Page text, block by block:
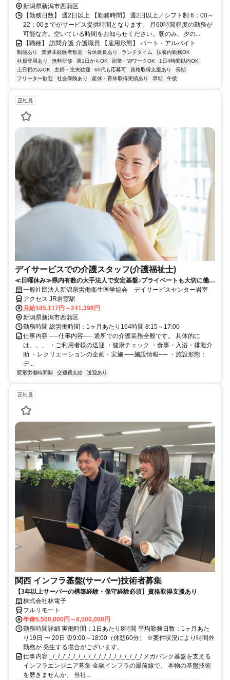
新潟県新潟市西蒲区
【勤務日数】 週2日以上 【勤務時間】 週2日以上／シフト制 6：00～
22：00までがサービス提供時間となります。 月60時間程度の勤務が
可能な方。空いている時間をお知らせください。朝のみ、夕の...
【職種】 訪問介護 介護職員 【雇用形態】 パート・アルバイト
制服あり 業界未経験者歓迎 育休延長あり ランチタイム
扶養内勤務OK
社員登用あり
無料研修 週1日からOK 副業・WワークOK
1日4時間以内OK
土日祝のみOK
主婦・主夫歓迎 60代も応募可 資格取得支援あり
長期
フリーター歓迎
社会保険あり 産休・育休取得実績あり 早朝 午後
正社員
デイサービスでの介護スタッフ(介護福祉士)
≪日曜休み≫県内有数の大手法人で安定基盤♪プライベートも大切に働け
ます◎
一般社団法人新潟県労働衛生医学協会 デイサービスセンター岩室
アクセス JR岩室駅
月給185,117円～241,398円
新潟県新潟市西蒲区
勤務時間 総労働時間：1ヶ月あたり164時間 8:15～17:00
仕事内容 ──仕事内容── 通所での介護業務全般です。 具体的に
は、、、 ・ご利用者様の送迎 ・健康チェック ・食事・入浴・排泄介
助 ・レクリエーションの企画・実施 ──施設情報── ・施設形態：
デ...
変形労働時間制 交通費支給 送迎あり
正社員
関西 インフラ基盤(サーバー)技術者募集
【3年以上サーバーの構築経験・保守経験必須】資格取得支援あり
株式会社林電子
フルリモート
年俸5,500,000円～6,500,000円
勤務時間詳細 実働時間：1日あたり8時間 平均勤務日数：1ヶ月あた
り19日 〜 20日 ⏰9:00～18:00（休憩60分） ※案件状況により時間外
勤務が 発生する場合がございます。
仕事内容 _/_/_/_/_/_/_/_/_/_/_/_/_/_/_/_/_/_/ メガバンク基盤を支える
インフラエンジニア募集 金融インフラの最前線で、 本物の基盤技術
を磨きませんか。 当社...